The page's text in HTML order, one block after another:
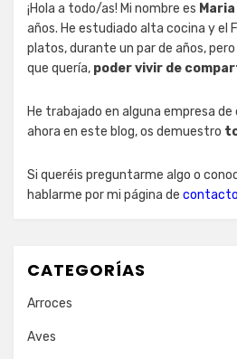
¡Hola a todo/as! Mi nombre es
años. He estudiado alta cocina y el
platos, durante un par de años,
que quería, poder vivir de
He trabajado en alguna empresa
ahora en este blog, os demuestro
Si queréis preguntarme algo o
hablarme por mi página de contacto
CATEGORÍAS
Arroces
Aves